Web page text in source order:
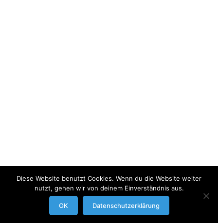
modrowgrafie.de © 2023 | Impressum/Datenschutzerklaerung
Businessportraits
Diese Website benutzt Cookies. Wenn du die Website weiter
nutzt, gehen wir von deinem Einverständnis aus.
OK Datenschutzerklärung